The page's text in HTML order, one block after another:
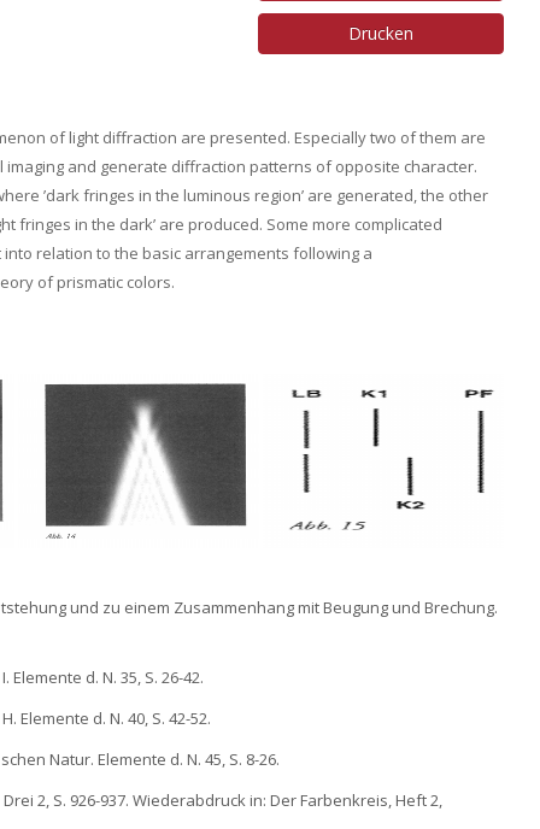
Drucken
of light diffraction are presented. Especially two of them are
and generate diffraction patterns of opposite character.
’dark fringes in the luminous region’ are generated, the other
fringes in the dark’ are produced. Some more complicated
relation to the basic arrangements following a
of prismatic colors.
und zu einem Zusammenhang mit Beugung und Brechung.
d. N. 35, S. 26-42.
Elemente d. N. 40, S. 42-52.
Natur. Elemente d. N. 45, S. 8-26.
2, S. 926-937. Wiederabdruck in: Der Farbenkreis, Heft 2,